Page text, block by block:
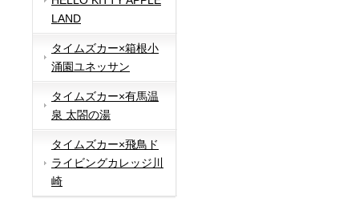
LAND
タイムズカー×箱根小
涌園ユネッサン
タイムズカー×有馬温
泉 太閤の湯
タイムズカー×飛鳥ド
ライビングカレッジ川
崎